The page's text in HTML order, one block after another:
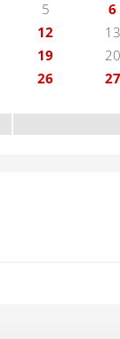
5
6
12
13
19
20
26
27